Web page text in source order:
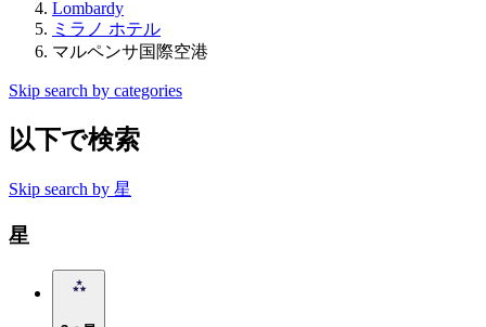
Lombardy
ミラノ ホテル
マルペンサ国際空港
Skip search by categories
以下で検索
Skip search by 星
星